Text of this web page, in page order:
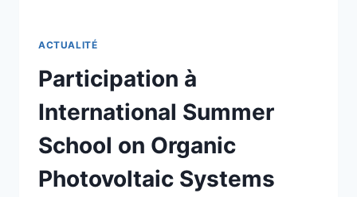
ACTUALITÉ
Participation à
International Summer
School on Organic
Photovoltaic Systems